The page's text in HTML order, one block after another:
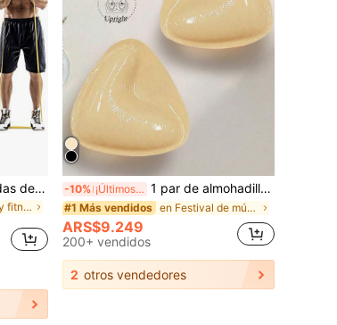
Bandas de resistencia, bandas de asistencia para dominadas, bandas de estiramiento de yoga, bandas de fitness, bandas de entrenamiento, juego de bandas de resistencia para piernas, fitness, entrenamiento muscular, modelado, unisex, gimnasio en casa
en Gimnasio y fitness Bandas de resistencia
-10% ¡Últimos 2 días 1 par de almohadillas para el pecho impermeables de doble cara autoadhesivas, reutilizables, engrosadas e invisibles, adecuadas para bikini y trajes de baño, playa
#1 Más vendidos en Festival de música Accesorios para sujetadores
ARS$9.249
200+ vendidos
2 otros vendedores